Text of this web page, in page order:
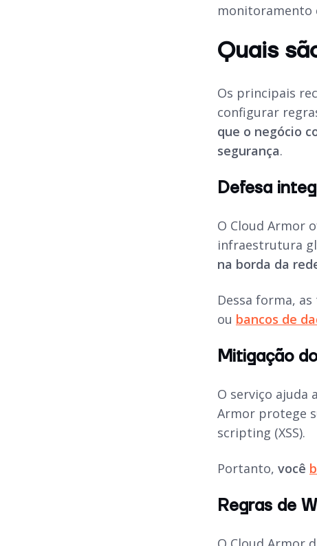
monitoramento
Quais
Os principais
configurar
que o negócio
segurança.
Defesa
O Cloud Armor
infraestrutura
na borda da
Dessa forma,
ou bancos de
Mitigação
O serviço ajuda
Armor protege
scripting (XSS).
Portanto, você
Regras de